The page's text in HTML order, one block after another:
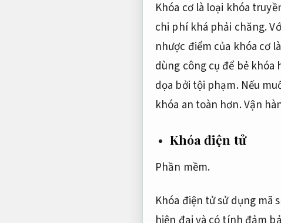
Khóa cơ là loại khóa
chi phí khá phải chăng.
nhược điểm của khóa cơ
dùng công cụ để bẻ
dọa bởi tội phạm. Nếu
khóa an toàn hơn.Vận
Khóa điện tử
Phần mềm.
Khóa điện tử sử dụng mã